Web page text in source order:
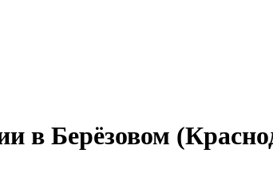
в Берёзовом